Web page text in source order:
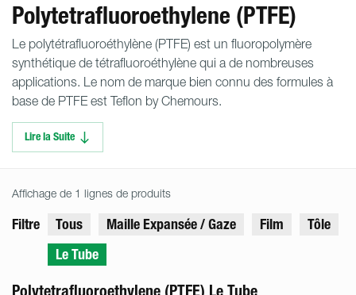
Polytetrafluoroethylene (PTFE)
Le polytétrafluoroéthylène (PTFE) est un fluoropolymère
synthétique de tétrafluoroéthylène qui a de nombreuses
applications. Le nom de marque bien connu des formules à
base de PTFE est Teflon by Chemours.
Lire la Suite
Affichage de 1 lignes de produits
Filtre Tous Maille Expansée / Gaze Film
Tôle
Le Tube
Polytetrafluoroethylene (PTFE) Le Tube